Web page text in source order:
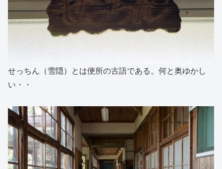
せっちん（雪隠）とは便所の古語である。何と奥ゆかし
い・・